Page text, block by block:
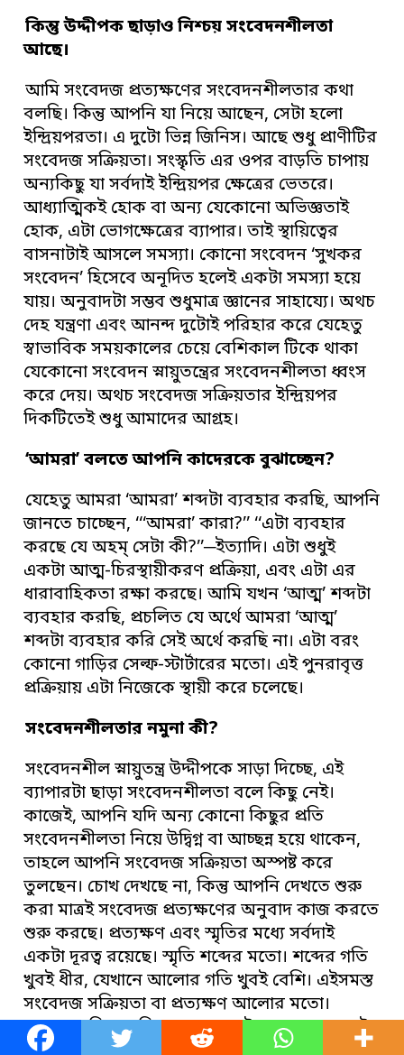
কিন্তু উদ্দীপক ছাড়াও নিশ্চয় সংবেদনশীলতা
আছে।
আমি সংবেদজ প্রত্যক্ষণের সংবেদনশীলতার কথা
বলছি। কিন্তু আপনি যা নিয়ে আছেন, সেটা হলো
ইন্দ্রিয়পরতা। এ দুটো ভিন্ন জিনিস। আছে শুধু প্রাণীটির
সংবেদজ সক্রিয়তা। সংস্কৃতি এর ওপর বাড়তি চাপায়
অন্যকিছু যা সর্বদাই ইন্দ্রিয়পর ক্ষেত্রের ভেতরে।
আধ্যাত্মিকই হোক বা অন্য যেকোনো অভিজ্ঞতাই
হোক, এটা ভোগক্ষেত্রের ব্যাপার। তাই স্থায়িত্বের
বাসনাটাই আসলে সমস্যা। কোনো সংবেদন ‘সুখকর
সংবেদন’ হিসেবে অনূদিত হলেই একটা সমস্যা হয়ে
যায়। অনুবাদটা সম্ভব শুধুমাত্র জ্ঞানের সাহায্যে। অথচ
দেহ যন্ত্রণা এবং আনন্দ দুটোই পরিহার করে যেহেতু
স্বাভাবিক সময়কালের চেয়ে বেশিকাল টিকে থাকা
যেকোনো সংবেদন স্নায়ুতন্ত্রের সংবেদনশীলতা ধ্বংস
করে দেয়। অথচ সংবেদজ সক্রিয়তার ইন্দ্রিয়পর
দিকটিতেই শুধু আমাদের আগ্রহ।
‘আমরা’বলতে আপনি কাদেরকে বুঝাচ্ছেন?
যেহেতু আমরা ‘আমরা’ শব্দটা ব্যবহার করছি, আপনি
জানতে চাচ্ছেন, ‘‘‘আমরা’ কারা?’’ ‘‘এটা ব্যবহার
করছে যে অহম্ সেটা কী?’’─ইত্যাদি। এটা শুধুই
একটা আত্ম-চিরস্থায়ীকরণ প্রক্রিয়া, এবং এটা এর
ধারাবাহিকতা রক্ষা করছে। আমি যখন ‘আত্ম’ শব্দটা
ব্যবহার করছি, প্রচলিত যে অর্থে আমরা ‘আত্ম’
শব্দটা ব্যবহার করি সেই অর্থে করছি না। এটা বরং
কোনো গাড়ির সেল্ফ-স্টার্টারের মতো। এই পুনরাবৃত্ত
প্রক্রিয়ায় এটা নিজেকে স্থায়ী করে চলেছে।
সংবেদনশীলতার নমুনা কী?
সংবেদনশীল স্নায়ুতন্ত্র উদ্দীপকে সাড়া দিচ্ছে, এই
ব্যাপারটা ছাড়া সংবেদনশীলতা বলে কিছু নেই।
কাজেই, আপনি যদি অন্য কোনো কিছুর প্রতি
সংবেদনশীলতা নিয়ে উদ্বিগ্ন বা আচ্ছন্ন হয়ে থাকেন,
তাহলে আপনি সংবেদজ সক্রিয়তা অস্পষ্ট করে
তুলছেন। চোখ দেখছে না, কিন্তু আপনি দেখতে শুরু
করা মাত্রই সংবেদজ প্রত্যক্ষণের অনুবাদ কাজ করতে
শুরু করছে। প্রত্যক্ষণ এবং স্মৃতির মধ্যে সর্বদাই
একটা দূরত্ব রয়েছে। স্মৃতি শব্দের মতো। শব্দের গতি
খুবই ধীর, যেখানে আলোর গতি খুবই বেশি। এইসমস্ত
সংবেদজ সক্রিয়তা বা প্রত্যক্ষণ আলোর মতো।
অত্যন্ত দ্রুতিময়। কিন্তু যে কারণেই হোক আমরা ওই